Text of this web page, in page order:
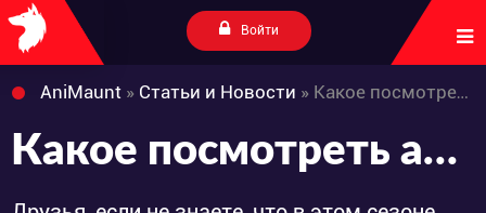
Войти
AniMaunt » Статьи и Новости » Какое посмотреть аниме и топ зимы 2018
Какое посмотреть аниме и топ зимы 2018